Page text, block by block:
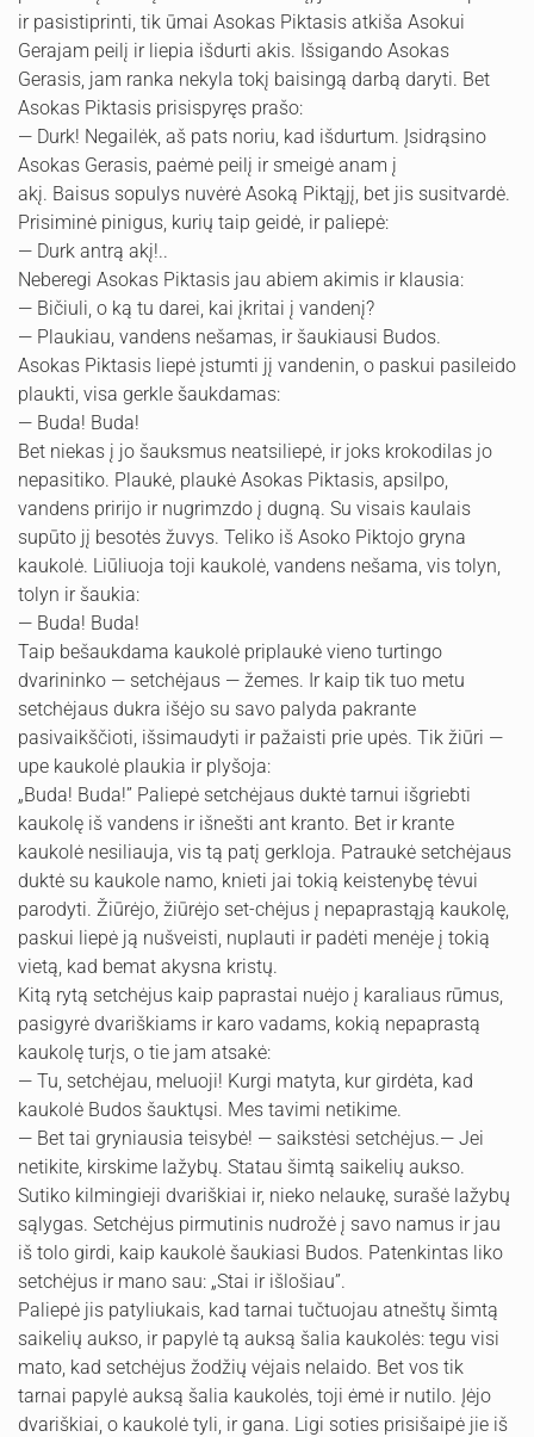
ir pasistiprinti, tik ūmai Asokas Piktasis atkiša Asokui
Gerajam peilį ir liepia išdurti akis. Išsigando Asokas
Gerasis, jam ranka nekyla tokį baisingą darbą daryti. Bet
Asokas Piktasis prisispy­ręs prašo:
— Durk! Negailėk, aš pats noriu, kad išdurtum. Įsidrąsino
Asokas Gerasis, paėmė peilį ir smeigė anam į
akį. Baisus sopulys nuvėrė Asoką Piktąjį, bet jis susitvardė.
Prisiminė pinigus, kurių taip geidė, ir paliepė:
— Durk antrą akį!..
Neberegi Asokas Piktasis jau abiem akimis ir klausia:
— Bičiuli, o ką tu darei, kai įkritai į vandenį?
— Plaukiau, vandens nešamas, ir šaukiausi Budos.
Asokas Piktasis liepė įstumti jį vandenin, o paskui pasilei­do
plaukti, visa gerkle šaukdamas:
— Buda! Buda!
Bet niekas į jo šauksmus neatsiliepė, ir joks krokodilas jo
nepasitiko. Plaukė, plaukė Asokas Piktasis, apsilpo,
vandens pririjo ir nugrimzdo į dugną. Su visais kaulais
supūto jį besotės žuvys. Teliko iš Asoko Piktojo gryna
kaukolė. Liūliuoja toji kaukolė, vandens nešama, vis tolyn,
tolyn ir šaukia:
— Buda! Buda!
Taip bešaukdama kaukolė priplaukė vieno turtingo
dvarinin­ko — setchėjaus — žemes. Ir kaip tik tuo metu
setchėjaus dukra išėjo su savo palyda pakrante
pasivaikščioti, išsimaudyti ir pažaisti prie upės. Tik žiūri —
upe kaukolė plaukia ir plyšoja:
„Buda! Buda!” Paliepė setchėjaus duktė tarnui išgriebti
kaukolę iš vandens ir išnešti ant kranto. Bet ir krante
kaukolė nesiliauja, vis tą patį gerkloja. Patraukė setchėjaus
duktė su kaukole namo, knieti jai tokią keistenybę tėvui
parodyti. Žiūrėjo, žiūrėjo set-chėjus į nepaprastąją kaukolę,
paskui liepė ją nušveisti, nuplauti ir padėti menėje į tokią
vietą, kad bemat akysna kristų.
Kitą rytą setchėjus kaip paprastai nuėjo į karaliaus rūmus,
pasigyrė dvariškiams ir karo vadams, kokią nepaprastą
kaukolę turįs, o tie jam atsakė:
— Tu, setchėjau, meluoji! Kurgi matyta, kur girdėta, kad
kaukolė Budos šauktųsi. Mes tavimi netikime.
— Bet tai gryniausia teisybė! — saikstėsi setchėjus.— Jei
netikite, kirskime lažybų. Statau šimtą saikelių aukso.
Sutiko kilmingieji dvariškiai ir, nieko nelaukę, surašė lažybų
sąlygas. Setchėjus pirmutinis nudrožė į savo namus ir jau
iš tolo girdi, kaip kaukolė šaukiasi Budos. Patenkintas liko
set­chėjus ir mano sau: „Stai ir išlošiau”.
Paliepė jis patyliukais, kad tarnai tučtuojau atneštų šimtą
saikelių aukso, ir papylė tą auksą šalia kaukolės: tegu visi
mato, kad setchėjus žodžių vėjais nelaido. Bet vos tik
tarnai papylė auksą šalia kaukolės, toji ėmė ir nutilo. Įėjo
dvariškiai, o kaukolė tyli, ir gana. Ligi soties prisišaipė jie iš